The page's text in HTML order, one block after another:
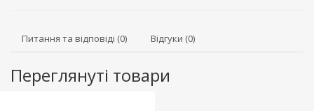
Питання та відповіді (0) Відгуки (0)
Переглянуті товари